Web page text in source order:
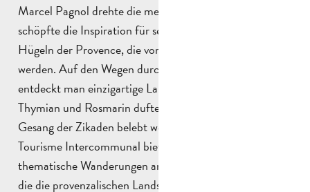
Marcel Pagnol drehte die meisten seiner Filme und
schöpfte die Inspiration für seine Geschichten in den
Hügeln der Provence, die vom
werden. Auf den Wegen durch diese „Garrigue-Wüste“
entdeckt man einzigartige Landschaften, die nach
Thymian und Rosmarin duften und im Sommer vom
Gesang der Zikaden belebt werden. Das Office de
Tourisme Intercommunal bietet das ganze Jahr über
thematische Wanderungen an. Zoom auf diese Routen,
die die provenzalischen Landschaften in ein